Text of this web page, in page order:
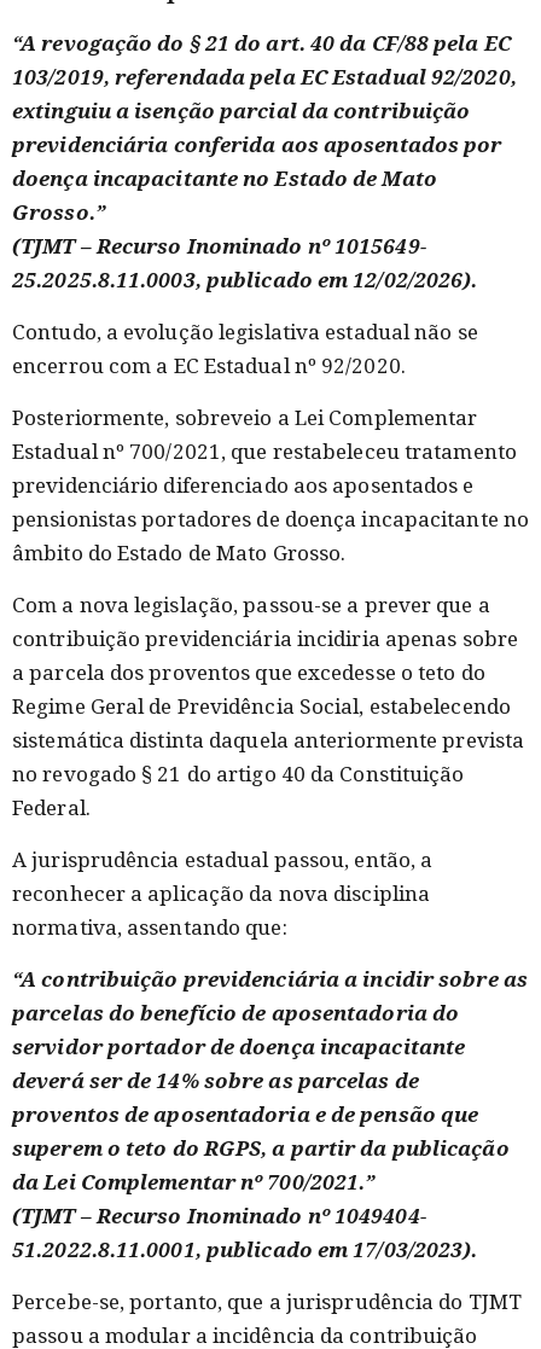
“A revogação do § 21 do art. 40 da CF/88 pela EC
103/2019, referendada pela EC Estadual 92/2020,
extinguiu a isenção parcial da contribuição
previdenciária conferida aos aposentados por
doença incapacitante no Estado de Mato
Grosso.”
(TJMT – Recurso Inominado nº 1015649-
25.2025.8.11.0003, publicado em 12/02/2026).
Contudo, a evolução legislativa estadual não se
encerrou com a EC Estadual nº 92/2020.
Posteriormente, sobreveio a Lei Complementar
Estadual nº 700/2021, que restabeleceu tratamento
previdenciário diferenciado aos aposentados e
pensionistas portadores de doença incapacitante no
âmbito do Estado de Mato Grosso.
Com a nova legislação, passou-se a prever que a
contribuição previdenciária incidiria apenas sobre
a parcela dos proventos que excedesse o teto do
Regime Geral de Previdência Social, estabelecendo
sistemática distinta daquela anteriormente prevista
no revogado § 21 do artigo 40 da Constituição
Federal.
A jurisprudência estadual passou, então, a
reconhecer a aplicação da nova disciplina
normativa, assentando que:
“A contribuição previdenciária a incidir sobre as
parcelas do benefício de aposentadoria do
servidor portador de doença incapacitante
deverá ser de 14% sobre as parcelas de
proventos de aposentadoria e de pensão que
superem o teto do RGPS, a partir da publicação
da Lei Complementar nº 700/2021.”
(TJMT – Recurso Inominado nº 1049404-
51.2022.8.11.0001, publicado em 17/03/2023).
Percebe-se, portanto, que a jurisprudência do TJMT
passou a modular a incidência da contribuição